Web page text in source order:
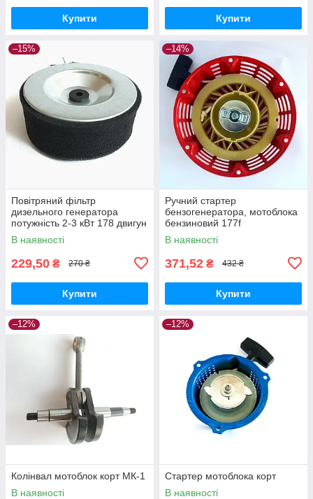
Купити Купити
–15%
Повітряний фільтр
дизельного генератора
потужність 2-3 кВт 178 двигун
В наявності
229,50 ₴ 270 ₴
Купити
–14%
Ручний стартер
бензогенератора, мотоблока
бензиновий 177f
В наявності
371,52 ₴ 432 ₴
Купити
–12%
Колінвал мотоблок корт МК-1
В наявності
–12%
Стартер мотоблока корт
В наявності